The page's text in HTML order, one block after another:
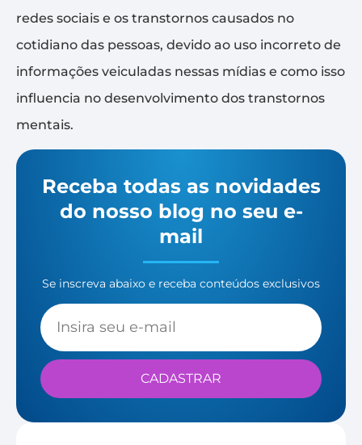
redes sociais e os transtornos causados no
cotidiano das pessoas, devido ao uso incorreto de
informações veiculadas nessas mídias e como isso
influencia no desenvolvimento dos transtornos
mentais.
Receba todas as novidades
do nosso blog no seu e-
mail
Se inscreva abaixo e receba conteúdos exclusivos
CADASTRAR